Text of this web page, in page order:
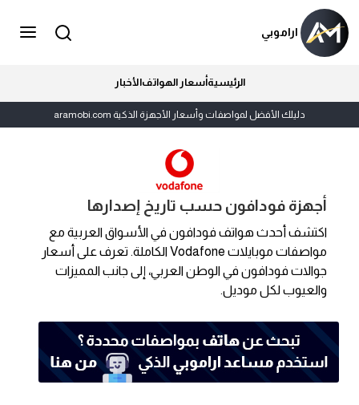
اراموبي
الرئيسيةأسعار الهواتفالأخبار
دليلك الأفضل لمواصفات وأسعار الأجهزة الذكية aramobi.com
أجهزة فودافون حسب تاريخ إصدارها
اكتشف أحدث هواتف فودافون في الأسواق العربية مع
مواصفات موبايلات Vodafone الكاملة. تعرف على أسعار
جوالات فودافون في الوطن العربي، إلى جانب المميزات
والعيوب لكل موديل.